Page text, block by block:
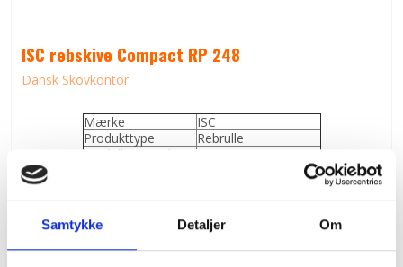
Samtykke Detaljer Om
ISC rebskive Compact RP 248
Dansk Skovkontor
Mærke
ISC
Produkttype
Rebrulle
Modelbetegnelse
Compact RP 248
Brudstyrke
100 kN
Vægt
610 g
1.799,00 DKK